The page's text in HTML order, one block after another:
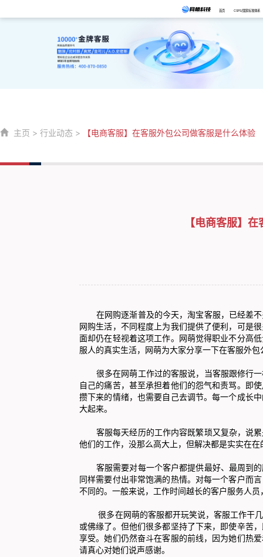
首页 CSPS/国家标准体系
主页 > 行业动态 > 【电商客服】在客服外包公司做客服是什么体验
【电商客服】
在网购逐渐普及的今天，淘宝客服，已经差
网购生活，不同程度上为我们提供了便利，可是
面却仍在轻视着这项工作。网萌觉得职业不分高
服人的真实生活，网萌为大家分享一下在客服外
很多在网萌工作过的客服说，当客服跟修行一
自己的痛苦，甚至承担着他们的怨气和责骂。即
攒下来的情绪，也需要自己去调节。每一个成长
大起来。
客服每天经历的工作内容既繁琐又复杂，说累
他们的工作，没那么高大上，但解决都是实实在
客服需要对每一个客户都提供最好、最周到的
同样需要付出非常饱满的热情。对每一个客户而
不同的。一般来说，工作时间越长的客户服务人
很多在网萌的客服都开玩笑说，客服工作干几
或佛缘了。但他们很多都坚持了下来，即使辛苦
享受。她们仍然奋斗在客服的前线，因为她们热
请真心对她们说声感谢。